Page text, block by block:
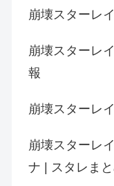
崩壊スターレ
崩壊スターレ
報
崩壊スターレ
崩壊スターレ
ナ | スタレま